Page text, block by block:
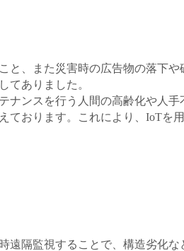
と、また災害時の広告物の落下や
てありました。
ナンスを行う人間の高齢化や人手
ております。これにより、IoTを
隔監視することで、構造劣化な